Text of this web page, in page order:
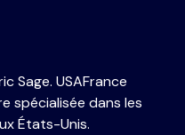
Sage. USAFrance
spécialisée dans les
États-Unis.